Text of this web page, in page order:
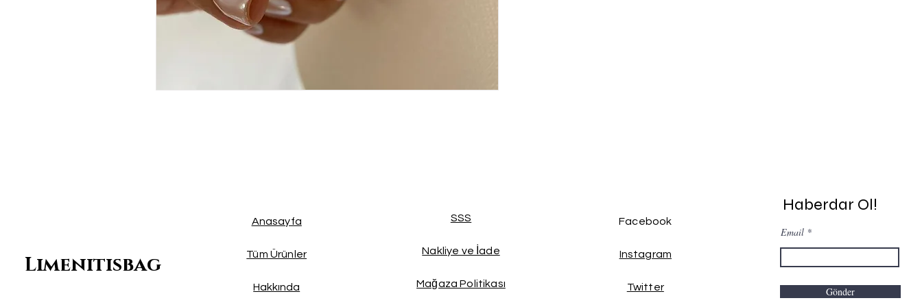
Limenitisbag
Anasayfa
Tüm Ürünler
Hakkında
SSS
Nakliye ve İade
Mağaza Politikası
Facebook
Instagram
Twitter
Haberdar Ol!
Email
Gönder